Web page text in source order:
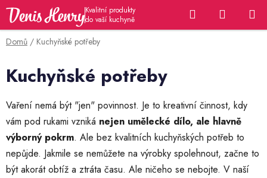
Přejít
obsah
Hledat
KOŠÍK
Domů / Kuchyňské potřeby
Kuchyňské potřeby
Vaření nemá být "jen" povinnost. Je to kreativní činnost, kdy
vám pod rukami vzniká nejen umělecké dílo, ale hlavně
výborný pokrm. Ale bez kvalitních kuchyňských potřeb to
nepůjde. Jakmile se nemůžete na výrobky spolehnout, začne to
být akorát obtíž a ztráta času. Ale ničeho se nebojte. V naší